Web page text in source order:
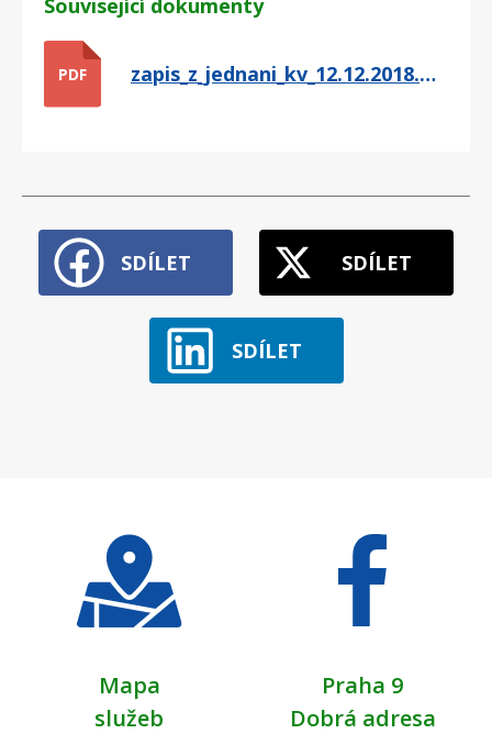
PDF zapis_z_jednani_kv_12.12.2018.pdf
SDÍLET SDÍLET
SDÍLET
Mapa
služeb
Praha 9
Dobrá adresa